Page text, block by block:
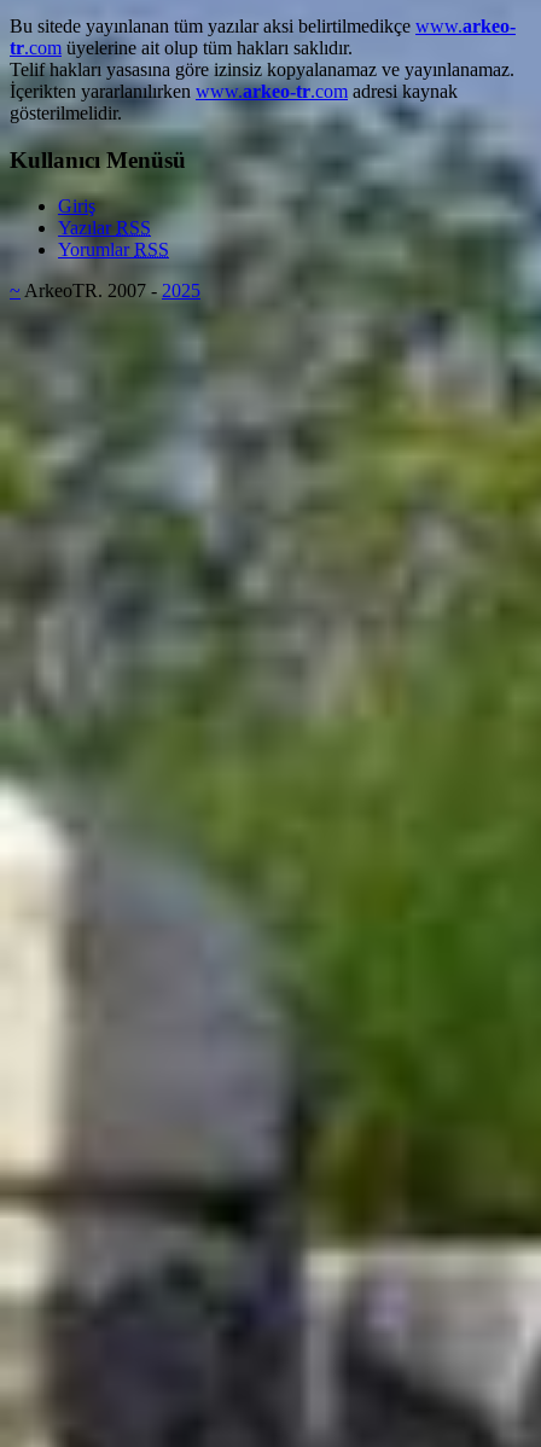
Bu sitede yayınlanan tüm yazılar aksi belirtilmedikçe www.arkeo-
tr.com üyelerine ait olup tüm hakları saklıdır.
Telif hakları yasasına göre izinsiz kopyalanamaz ve yayınlanamaz.
İçerikten yararlanılırken www.arkeo-tr.com adresi kaynak
gösterilmelidir.
Kullanıcı Menüsü
Giriş
YazılarRSS
YorumlarRSS
~ ArkeoTR. 2007 - 2025